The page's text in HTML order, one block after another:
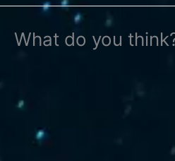
What do you